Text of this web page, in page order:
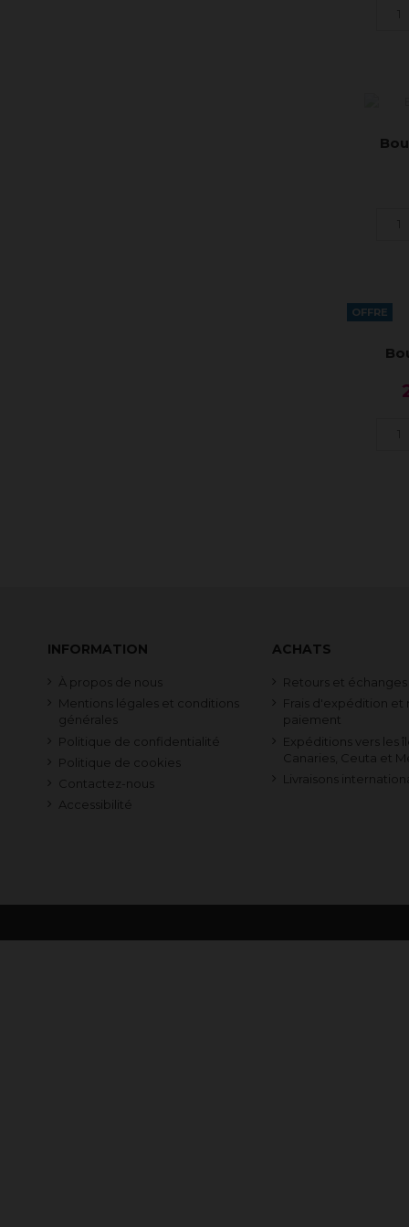
OFFRE
INFORMATION
À propos de nous
Mentions légales et conditions
générales
Politique de confidentialité
Politique de cookies
Contactez-nous
Accessibilité
ACHATS
Retours et échanges
Frais d'expédition et
paiement
Expéditions vers les
Canaries, Ceuta et
Livraisons